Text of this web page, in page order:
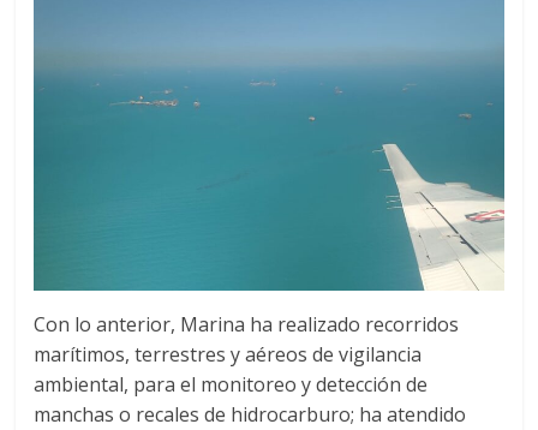
Con lo anterior, Marina ha realizado recorridos
marítimos, terrestres y aéreos de vigilancia
ambiental, para el monitoreo y detección de
manchas o recales de hidrocarburo; ha atendido